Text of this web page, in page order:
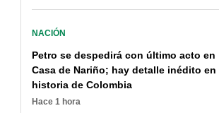
NACIÓN
Petro se despedirá con último acto en
Casa de Nariño; hay detalle inédito en
historia de Colombia
Hace 1 hora